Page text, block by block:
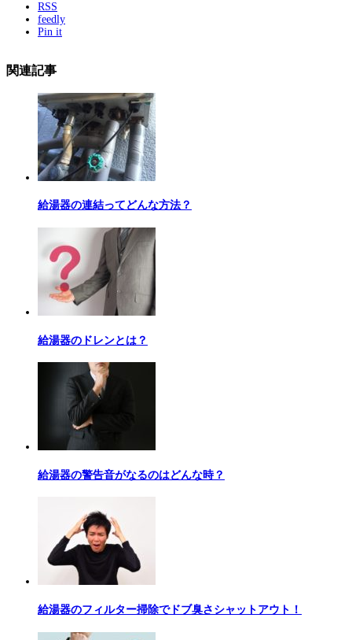
RSS
feedly
Pin it
関連記事
給湯器の連結ってどんな方法？
給湯器のドレンとは？
給湯器の警告音がなるのはどんな時？
給湯器のフィルター掃除でドブ臭さシャットアウト！